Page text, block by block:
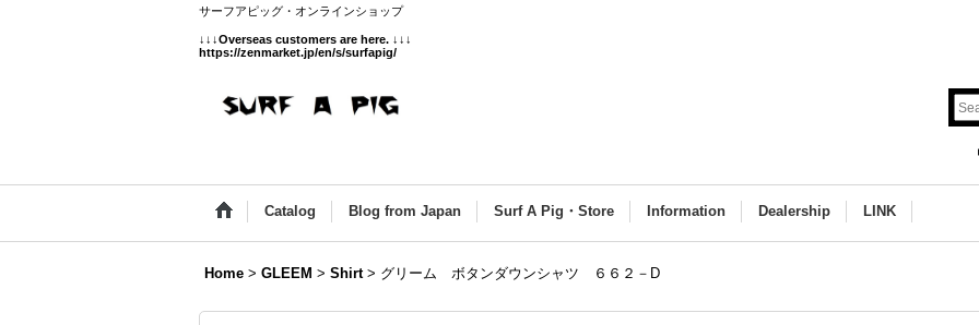
サーフアピッグ・オンラインショップ
↓↓↓Overseas customers are here. ↓↓↓
https://zenmarket.jp/en/s/surfapig/
Catalog Blog from Japan Surf A Pig・Store Information Dealership LINK
Home > GLEEM > Shirt > グリーム ボタンダウンシャツ ６６２－D